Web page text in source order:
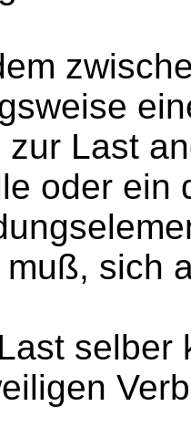
zur Last
oder ein
sich
selber